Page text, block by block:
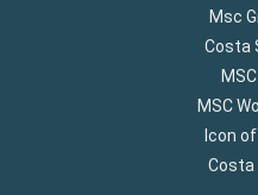
Msc
Costa
MSC
Icon
Costa